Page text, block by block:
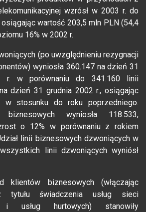
wzrósł w 2003 r. do
wartość 203,5 mln PLN (54,4
16% w 2002 r.
(po uwzględnieniu rezygnacji
wyniosła 360.147 na dzień 31
r. w porównaniu do 341.160 linii
dzień 31 grudnia 2002 r., osiągając
stosunku do roku poprzedniego.
wyniosła 118.533,
o 12% w porównaniu z rokiem
linii biznesowych dzwoniących w
linii dzwoniących wyniósł
klientów biznesowych (włączając
tytułu świadczenia usług sieci
i usług hurtowych) stanowiły